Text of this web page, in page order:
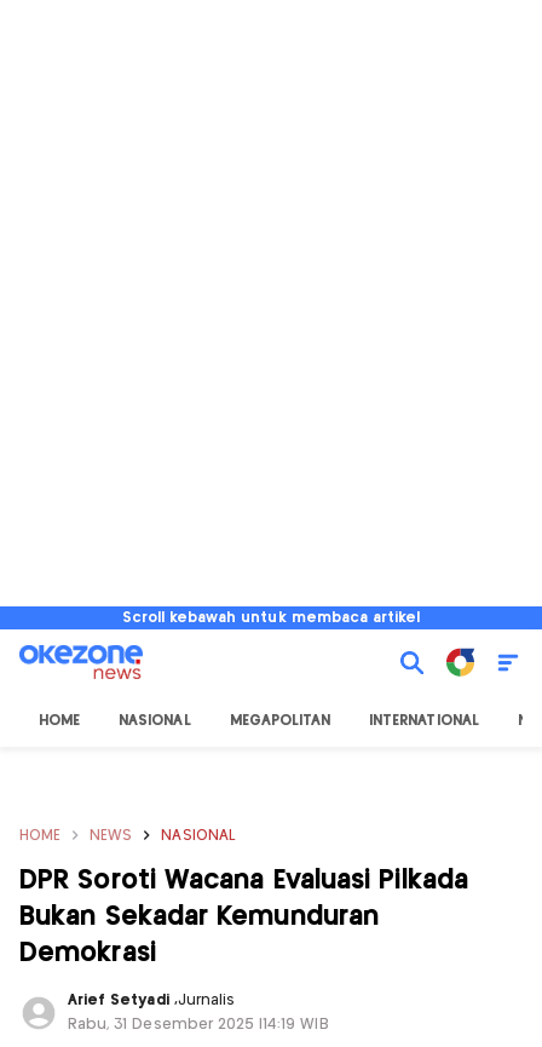
Scroll kebawah untuk membaca artikel
HOME NASIONAL MEGAPOLITAN INTERNATIONAL
HOME NEWS NASIONAL
DPR Soroti Wacana Evaluasi Pilkada
Bukan Sekadar Kemunduran
Demokrasi
Arief Setyadi ,Jurnalis
Rabu, 31 Desember 2025 |14:19 WIB